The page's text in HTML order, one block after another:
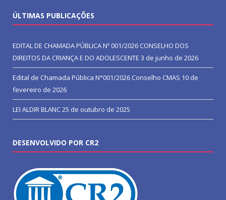
ÚLTIMAS PUBLICAÇÕES
EDITAL DE CHAMADA PÚBLICA Nº 001/2026 CONSELHO DOS
DIREITOS DA CRIANÇA E DO ADOLESCENTE 3 de junho de 2026
Edital de Chamada Pública N°001/2026 Conselho CMAS 10 de
fevereiro de 2026
LEI ALDIR BLANC25 de outubro de 2025
DESENVOLVIDO POR CR2